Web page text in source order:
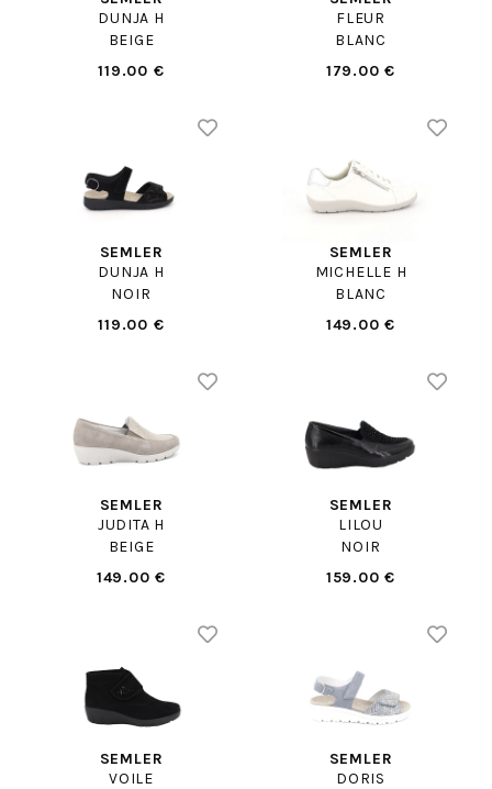
DUNJA H
BEIGE
119.00 €
FLEUR
BLANC
179.00 €
SEMLER
DUNJA H
NOIR
119.00 €
SEMLER
MICHELLE H
BLANC
149.00 €
SEMLER
JUDITA H
BEIGE
149.00 €
SEMLER
LILOU
NOIR
159.00 €
SEMLER
VOILE
SEMLER
DORIS